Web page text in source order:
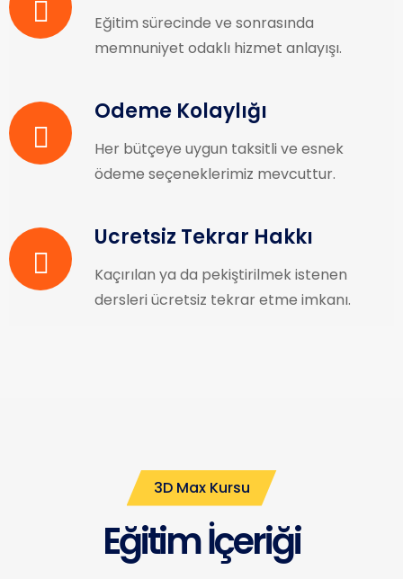
Eğitim sürecinde ve sonrasında
memnuniyet odaklı hizmet anlayışı.
Ödeme Kolaylığı
Her bütçeye uygun taksitli ve esnek
ödeme seçeneklerimiz mevcuttur.
Ücretsiz Tekrar Hakkı
Kaçırılan ya da pekiştirilmek istenen
dersleri ücretsiz tekrar etme imkanı.
3D Max Kursu
Eğitim İçeriği